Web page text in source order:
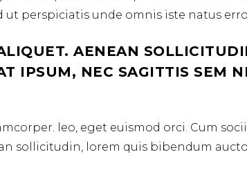
perspiciatis unde omnis iste natus
AENEAN
IPSUM, NEC SAGITTIS SEM
leo, eget euismod orci. Cum
sollicitudin, lorem quis bibendum